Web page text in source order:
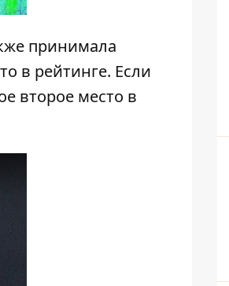
принимала
в рейтинге. Если
второе место в